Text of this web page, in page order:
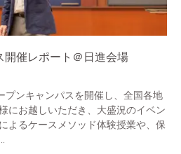
催レポート＠日進会場
プンキャンパスを開催し、全国各地
にお越しいただき、大盛況のイベン
よるケースメソッド体験授業や、保